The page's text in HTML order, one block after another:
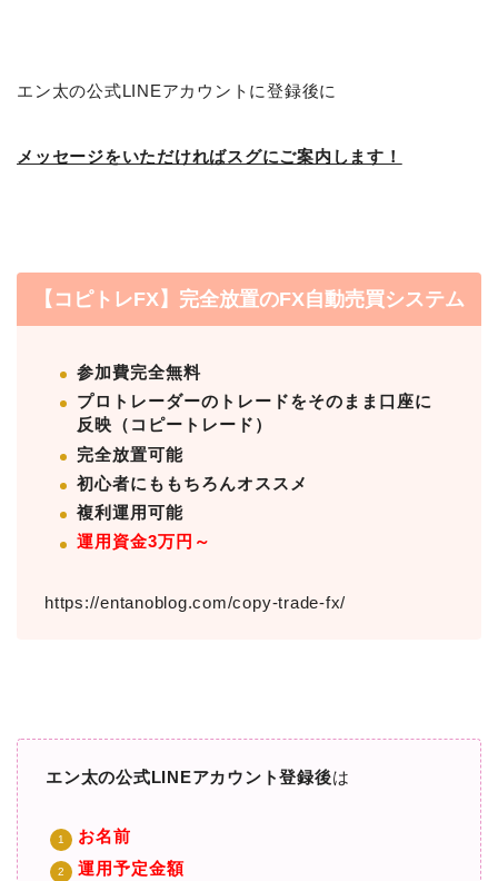
エン太の公式LINEアカウントに登録後に
メッセージをいただければスグにご案内します！
【コピトレFX】完全放置のFX自動売買システム
参加費完全無料
プロトレーダーのトレードをそのまま口座に
反映（コピートレード）
完全放置可能
初心者にももちろんオススメ
複利運用可能
運用資金3万円～
https://entanoblog.com/copy-trade-fx/
エン太の公式LINEアカウント登録後は
お名前
運用予定金額